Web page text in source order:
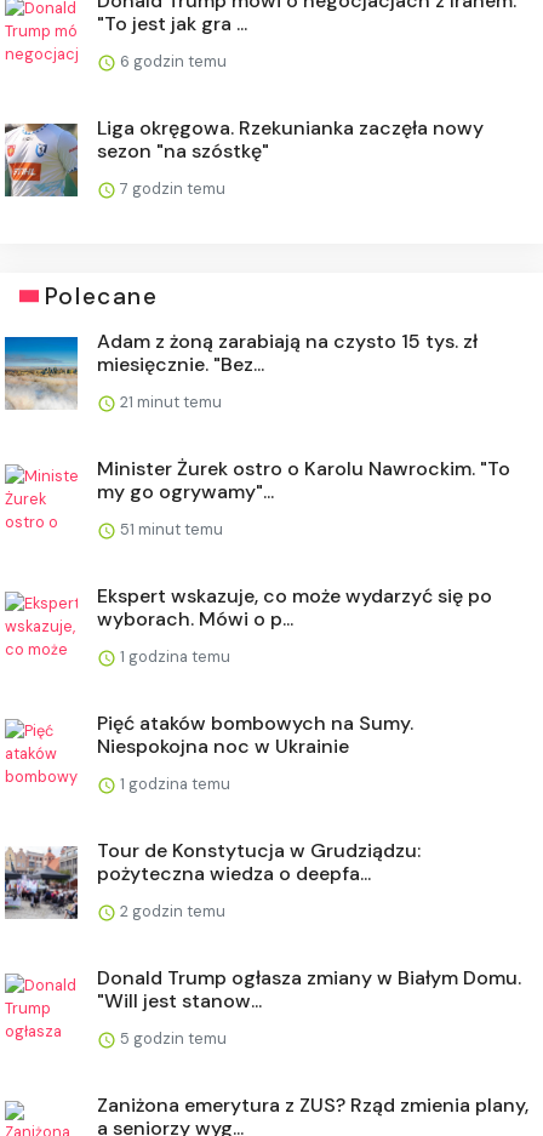
"To jest jak gra ...
6 godzin temu
Liga okręgowa. Rzekunianka zaczęła nowy
sezon "na szóstkę"
7 godzin temu
Polecane
Adam z żoną zarabiają na czysto 15 tys. zł
miesięcznie. "Bez...
21 minut temu
Minister Żurek ostro o Karolu Nawrockim. "To
my go ogrywamy"...
51 minut temu
Ekspert wskazuje, co może wydarzyć się po
wyborach. Mówi o p...
1 godzina temu
Pięć ataków bombowych na Sumy.
Niespokojna noc w Ukrainie
1 godzina temu
Tour de Konstytucja w Grudziądzu:
pożyteczna wiedza o deepfa...
2 godzin temu
Donald Trump ogłasza zmiany w Białym Domu.
"Will jest stanow...
5 godzin temu
Zaniżona emerytura z ZUS? Rząd zmienia plany,
a seniorzy wyg...